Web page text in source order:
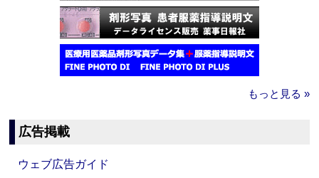
もっと見る »
広告掲載
ウェブ広告ガイド